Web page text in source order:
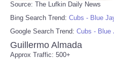
Source: The Lufkin Daily News
Bing Search Trend: Cubs - Blue
Google Search Trend: Cubs - Blue
Guillermo Almada
Approx Traffic: 500+